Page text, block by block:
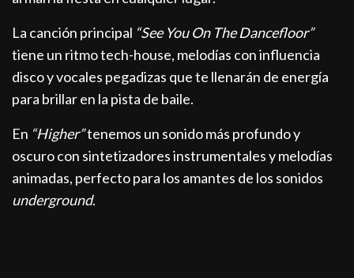
La canción principal “See You On The Dancefloor”
tiene un ritmo tech-house, melodías con influencia
disco y vocales pegadizas que te llenarán de energía
para brillar en la pista de baile.
En “Higher”tenemos un sonido más profundo y
oscuro con sintetizadores instrumentales y melodías
animadas, perfecto para los amantes de los sonidos
underground.